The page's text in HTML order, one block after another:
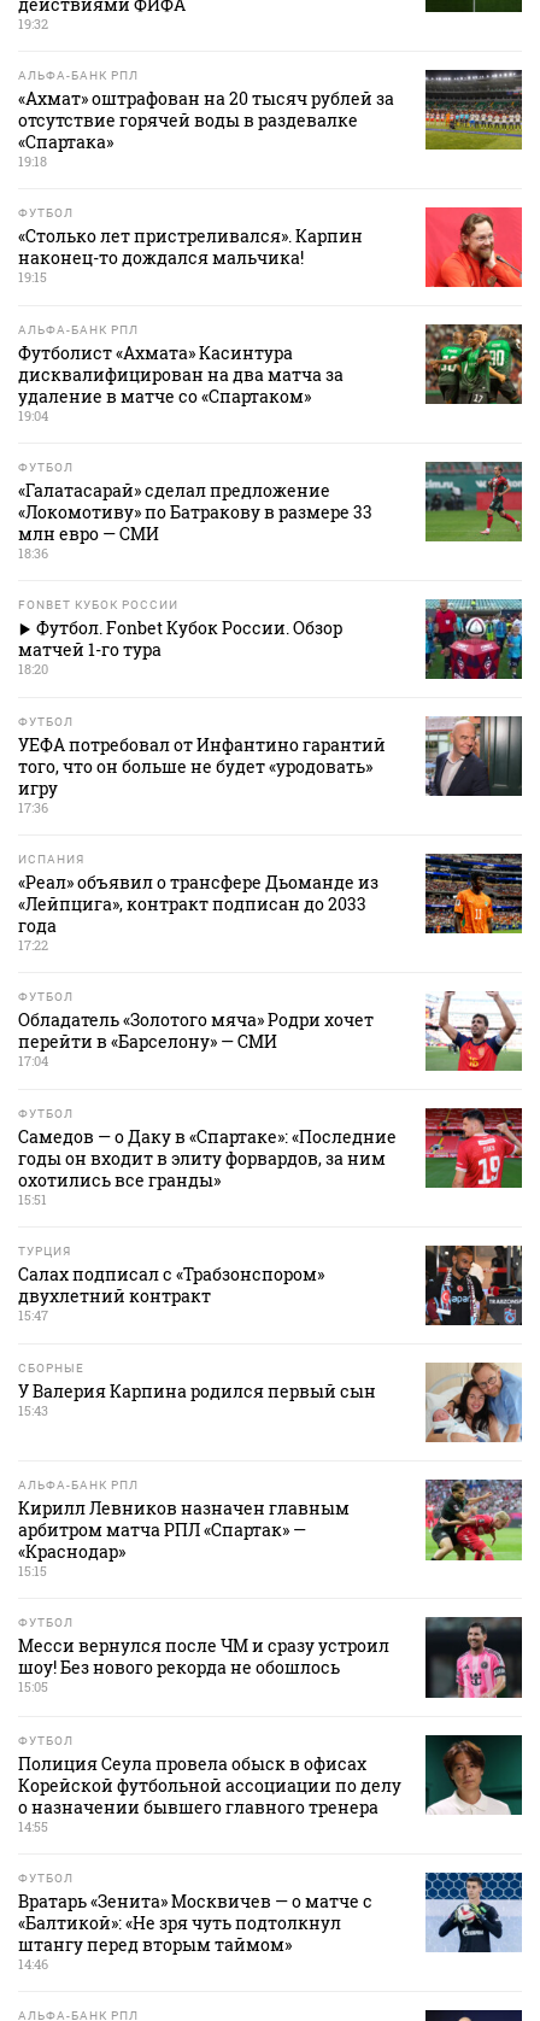
19:32
АЛЬФА-БАНК РПЛ
«Ахмат» оштрафован на 20 тысяч рублей за
отсутствие горячей воды в раздевалке
«Спартака»
19:18
ФУТБОЛ
«Столько лет пристреливался». Карпин
наконец-то дождался мальчика!
19:15
АЛЬФА-БАНК РПЛ
Футболист «Ахмата» Касинтура
дисквалифицирован на два матча за
удаление в матче со «Спартаком»
19:04
ФУТБОЛ
«Галатасарай» сделал предложение
«Локомотиву» по Батракову в размере 33
млн евро — СМИ
18:36
FONBET КУБОК РОССИИ
Футбол. Fonbet Кубок России. Обзор
матчей 1-го тура
18:20
ФУТБОЛ
УЕФА потребовал от Инфантино гарантий
того, что он больше не будет «уродовать»
игру
17:36
ИСПАНИЯ
«Реал» объявил о трансфере Дьоманде из
«Лейпцига», контракт подписан до 2033
года
17:22
ФУТБОЛ
Обладатель «Золотого мяча» Родри хочет
перейти в «Барселону» — СМИ
17:04
ФУТБОЛ
Самедов — о Даку в «Спартаке»: «Последние
годы он входит в элиту форвардов, за ним
охотились все гранды»
15:51
ТУРЦИЯ
Салах подписал с «Трабзонспором»
двухлетний контракт
15:47
СБОРНЫЕ
У Валерия Карпина родился первый сын
15:43
АЛЬФА-БАНК РПЛ
Кирилл Левников назначен главным
арбитром матча РПЛ «Спартак» —
«Краснодар»
15:15
ФУТБОЛ
Месси вернулся после ЧМ и сразу устроил
шоу! Без нового рекорда не обошлось
15:05
ФУТБОЛ
Полиция Сеула провела обыск в офисах
Корейской футбольной ассоциации по делу
о назначении бывшего главного тренера
14:55
ФУТБОЛ
Вратарь «Зенита» Москвичев — о матче с
«Балтикой»: «Не зря чуть подтолкнул
штангу перед вторым таймом»
14:46
АЛЬФА-БАНК РПЛ